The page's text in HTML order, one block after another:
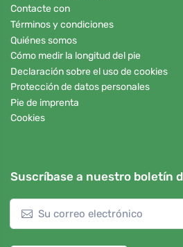
Contacte con
Términos y condiciones
Quiénes somos
Cómo medir la longitud del pie
Declaración sobre el uso de cookies
Protección de datos personales
Pie de imprenta
Cookies
Suscríbase a nuestro boletín